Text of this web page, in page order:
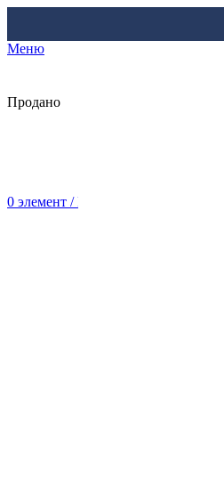
Меню
0 элемент / Br
Продано